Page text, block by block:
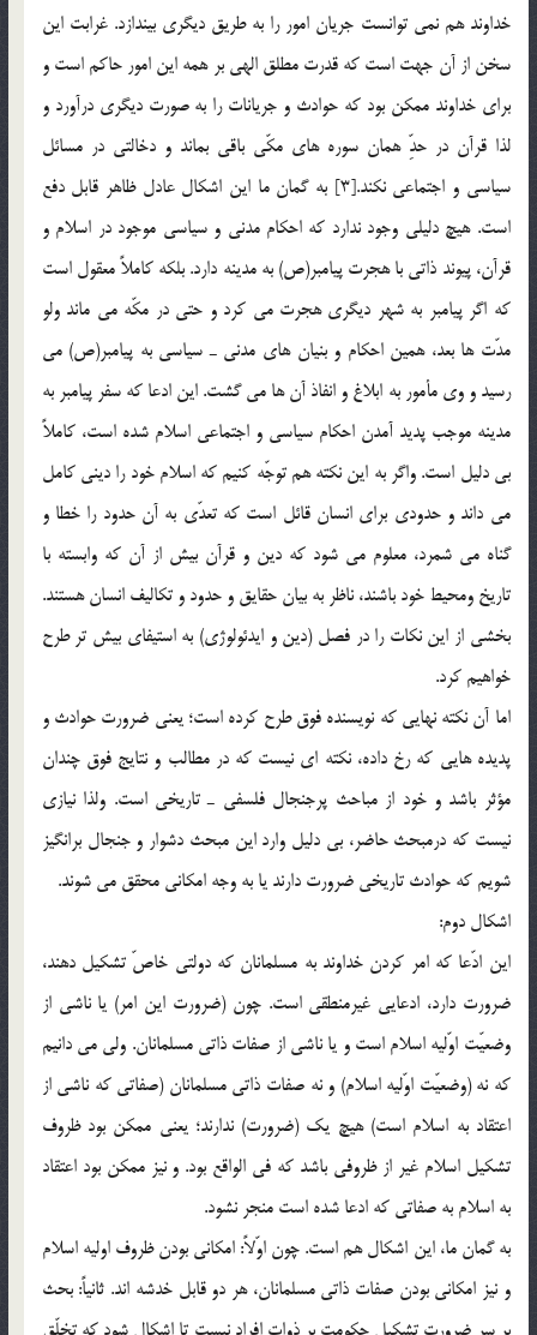
خداوند هم نمي توانست جريان امور را به طريق ديگري بيندازد. غرابت اين
سخن از آن جهت است كه قدرت مطلق الهي بر همه اين امور حاكم است و
براي خداوند ممكن بود كه حوادث و جريانات را به صورت ديگري درآورد و
لذا قرآن در حدِّ همان سوره هاي مكّي باقي بماند و دخالتي در مسائل
سياسي و اجتماعي نكند.[3] به گمان ما اين اشكال عادل ظاهر قابل دفع
است. هيچ دليلي وجود ندارد كه احكام مدني و سياسي موجود در اسلام و
قرآن، پيوند ذاتي با هجرت پيامبر(ص) به مدينه دارد. بلكه كاملاً معقول است
كه اگر پيامبر به شهر ديگري هجرت مي كرد و حتي در مكّه مي ماند ولو
مدّت ها بعد، همين احكام و بنيان هاي مدني ـ سياسي به پيامبر(ص) مي
رسيد و وي مأمور به ابلاغ و انفاذ آن ها مي گشت. اين ادعا كه سفر پيامبر به
مدينه موجب پديد آمدن احكام سياسي و اجتماعي اسلام شده است، كاملاً
بي دليل است. واگر به اين نكته هم توجّه كنيم كه اسلام خود را ديني كامل
مي داند و حدودي براي انسان قائل است كه تعدّي به آن حدود را خطا و
گناه مي شمرد، معلوم مي شود كه دين و قرآن بيش از آن كه وابسته با
تاريخ ومحيط خود باشند، ناظر به بيان حقايق و حدود و تكاليف انسان هستند.
بخشي از اين نكات را در فصل (دين و ايدئولوژي) به استيفاي بيش تر طرح
خواهيم كرد.
اما آن نكته نهايي كه نويسنده فوق طرح كرده است؛ يعني ضرورت حوادث و
پديده هايي كه رخ داده، نكته اي نيست كه در مطالب و نتايج فوق چندان
مؤثر باشد و خود از مباحث پرجنجال فلسفي ـ تاريخي است. ولذا نيازي
نيست كه درمبحث حاضر، بي دليل وارد اين مبحث دشوار و جنجال برانگيز
شويم كه حوادث تاريخي ضرورت دارند يا به وجه امكاني محقق مي شوند.
اشكال دوم:
اين ادّعا كه امر كردن خداوند به مسلمانان كه دولتي خاصّ تشكيل دهند،
ضرورت دارد، ادعايي غيرمنطقي است. چون (ضرورت اين امر) يا ناشي از
وضعيّت اوّليه اسلام است و يا ناشي از صفات ذاتي مسلمانان. ولي مي دانيم
كه نه (وضعيّت اوّليه اسلام) و نه صفات ذاتي مسلمانان (صفاتي كه ناشي از
اعتقاد به اسلام است) هيچ يك (ضرورت) ندارند؛ يعني ممكن بود ظروف
تشكيل اسلام غير از ظروفي باشد كه في الواقع بود. و نيز ممكن بود اعتقاد
به اسلام به صفاتي كه ادعا شده است منجر نشود.
به گمان ما، اين اشكال هم است. چون اوّلاً: امكاني بودن ظروف اوليه اسلام
و نيز امكاني بودن صفات ذاتي مسلمانان، هر دو قابل خدشه اند. ثانياً: بحث